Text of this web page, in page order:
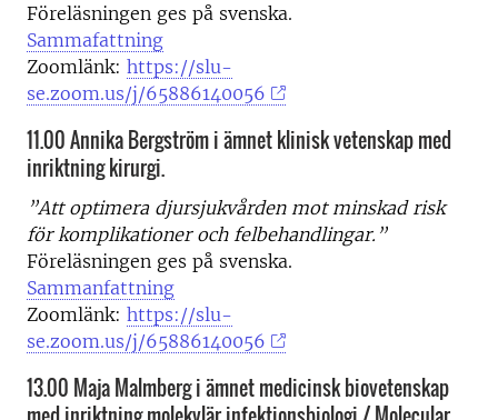
Föreläsningen ges på svenska.
Sammafattning
Zoomlänk: https://slu-
se.zoom.us/j/65886140056
11.00 Annika Bergström i ämnet klinisk vetenskap med
inriktning kirurgi.
”Att optimera djursjukvården mot minskad risk
för komplikationer och felbehandlingar.”
Föreläsningen ges på svenska.
Sammanfattning
Zoomlänk: https://slu-
se.zoom.us/j/65886140056
13.00 Maja Malmberg i ämnet medicinsk biovetenskap